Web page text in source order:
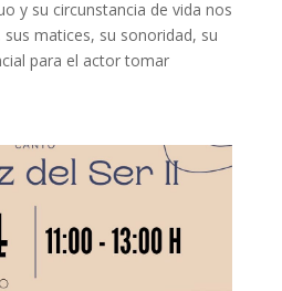
y su circunstancia de vida nos
matices, su sonoridad, su
para el actor tomar